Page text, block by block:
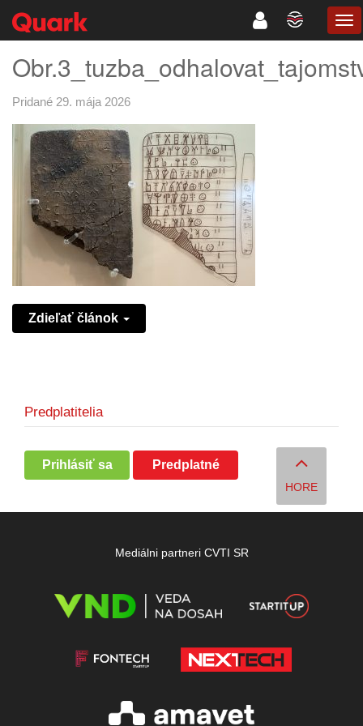
Pridané 29. mája 2026
Zdieľať článok
Predplatitelia
Prihlásiť sa Predplatné
HORE
Mediálni partneri CVTI SR